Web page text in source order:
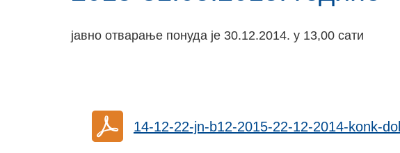
јавно отварање понуда је 30.12.2014. у 13,00 сати
14-12-22-jn-b12-2015-22-12-2014-konk-